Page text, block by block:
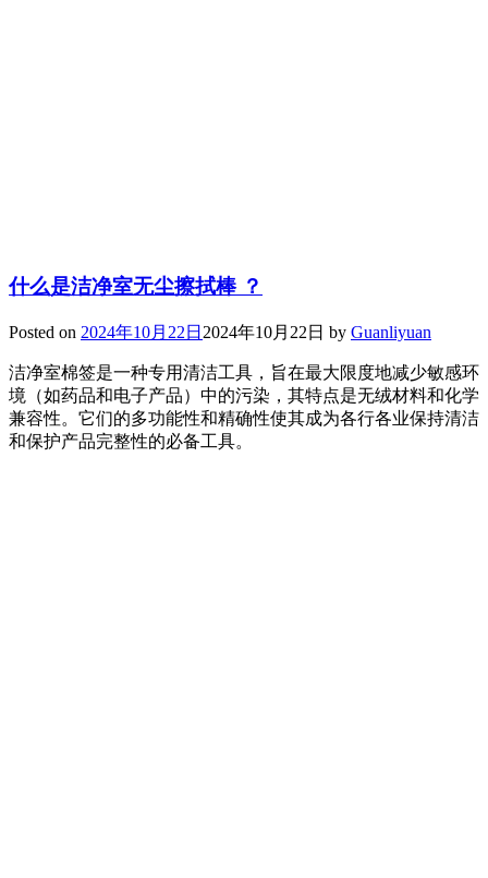
什么是洁净室无尘擦拭棒 ？
Posted on 2024年10月22日 2024年10月22日 by Guanliyuan
洁净室棉签是一种专用清洁工具，旨在最大限度地减少敏感环
境（如药品和电子产品）中的污染，其特点是无绒材料和化学
兼容性。它们的多功能性和精确性使其成为各行各业保持清洁
和保护产品完整性的必备工具。